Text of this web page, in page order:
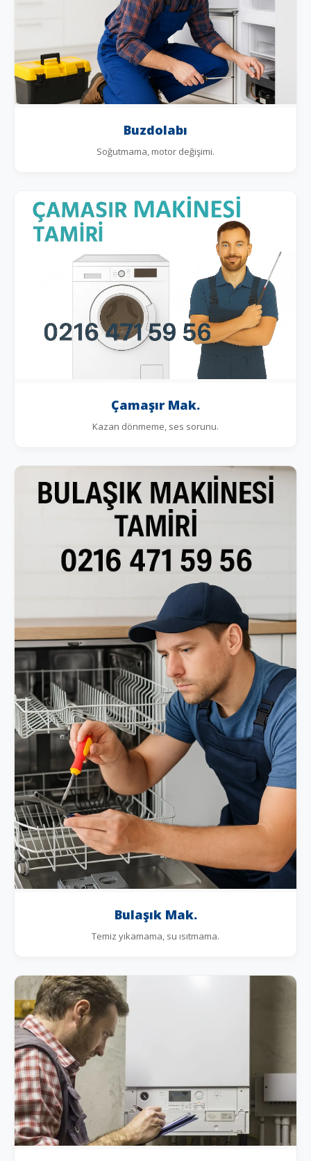
Buzdolabı
Soğutmama, motor değişimi.
Çamaşır Mak.
Kazan dönmeme, ses sorunu.
Bulaşık Mak.
Temiz yıkamama, su ısıtmama.